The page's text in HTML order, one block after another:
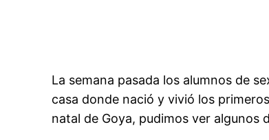
La semana pasada los alumnos de
casa donde nació y vivió los
natal de Goya, pudimos ver algunos